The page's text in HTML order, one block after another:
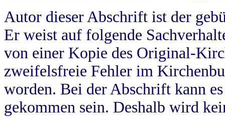
Autor dieser Abschrift ist der
Er weist auf folgende
von einer Kopie des Original-
zweifelsfreie Fehler im
worden. Bei der Abschrift kann
gekommen sein. Deshalb wird